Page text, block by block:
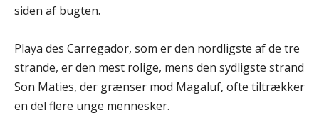
siden af ​​bugten.
Playa des Carregador, som er den nordligste af de tre
strande, er den mest rolige, mens den sydligste strand
Son Maties, der grænser mod Magaluf, ofte tiltrækker
en del flere unge mennesker.